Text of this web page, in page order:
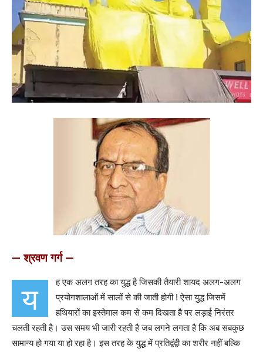
— श्रवण गर्ग —
य
ह एक अलग तरह का युद्ध है जिसकी तैयारी शायद अलग-अलग
प्रयोगशालाओं में सालों से की जाती होगी ! ऐसा युद्ध जिसमें
हथियारों का इस्तेमाल कम से कम दिखता है पर लड़ाई निरंतर
चलती रहती है। उस समय भी जारी रहती है जब लगने लगता है कि अब सबकुछ
सामान्य हो गया या हो रहा है। इस तरह के युद्ध में प्रतिद्वंद्वी का शरीर नहीं बल्कि